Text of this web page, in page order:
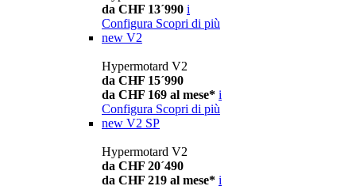
da CHF 13´990 i
Configura Scopri di più
new V2
Hypermotard V2
da CHF 15´990
da CHF 169 al mese* i
Configura Scopri di più
new V2 SP
Hypermotard V2
da CHF 20´490
da CHF 219 al mese* i